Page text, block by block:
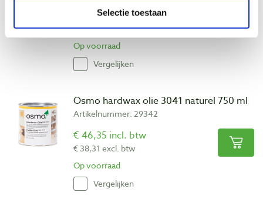
Selectie toestaan
€ 45,50 incl. btw
€ 37,60 excl. btw
Op voorraad
Vergelijken
Osmo hardwax olie 3041 naturel 750 ml
Artikelnummer: 29342
€ 46,35 incl. btw
€ 38,31 excl. btw
Op voorraad
Vergelijken